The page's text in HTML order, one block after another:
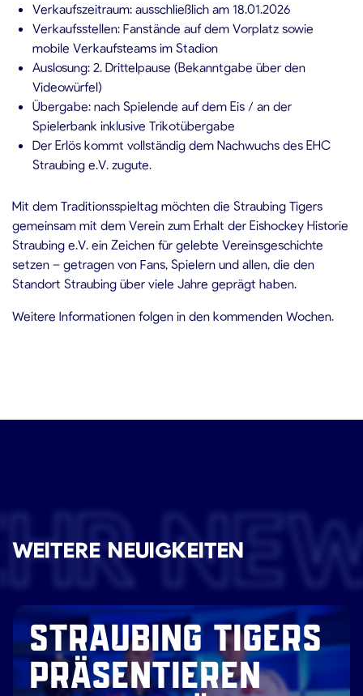
Verkaufszeitraum: ausschließlich am 18.01.2026
Verkaufsstellen: Fanstände auf dem Vorplatz sowie
mobile Verkaufsteams im Stadion
Auslosung: 2. Drittelpause (Bekanntgabe über den
Videowürfel)
Übergabe: nach Spielende auf dem Eis / an der
Spielerbank inklusive Trikotübergabe
Der Erlös kommt vollständig dem Nachwuchs des EHC
Straubing e.V. zugute.
Mit dem Traditionsspieltag möchten die Straubing Tigers
gemeinsam mit dem Verein zum Erhalt der Eishockey Historie
Straubing e.V. ein Zeichen für gelebte Vereinsgeschichte
setzen – getragen von Fans, Spielern und allen, die den
Standort Straubing über viele Jahre geprägt haben.
Weitere Informationen folgen in den kommenden Wochen.
WEITERE NEUIGKEITEN
STRAUBING TIGERS
PRÄSENTIEREN